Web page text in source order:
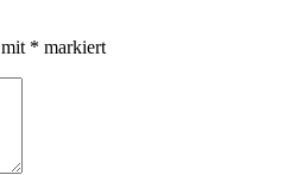
* markiert